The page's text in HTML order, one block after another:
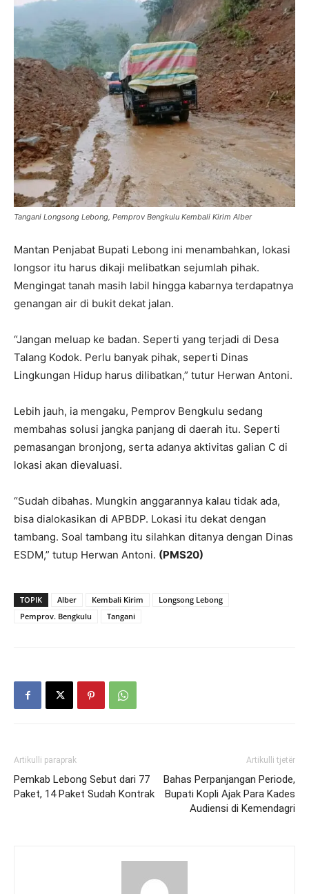
Tangani Longsong Lebong, Pemprov Bengkulu Kembali Kirim Alber
Mantan Penjabat Bupati Lebong ini menambahkan, lokasi
longsor itu harus dikaji melibatkan sejumlah pihak.
Mengingat tanah masih labil hingga kabarnya terdapatnya
genangan air di bukit dekat jalan.
“Jangan meluap ke badan. Seperti yang terjadi di Desa
Talang Kodok. Perlu banyak pihak, seperti Dinas
Lingkungan Hidup harus dilibatkan,” tutur Herwan Antoni.
Lebih jauh, ia mengaku, Pemprov Bengkulu sedang
membahas solusi jangka panjang di daerah itu. Seperti
pemasangan bronjong, serta adanya aktivitas galian C di
lokasi akan dievaluasi.
“Sudah dibahas. Mungkin anggarannya kalau tidak ada,
bisa dialokasikan di APBDP. Lokasi itu dekat dengan
tambang. Soal tambang itu silahkan ditanya dengan Dinas
ESDM,” tutup Herwan Antoni. (PMS20)
TOPIK Alber Kembali Kirim
Longsong Lebong
Pemprov. Bengkulu
Tangani
Artikulli paraprak
Pemkab Lebong Sebut dari 77
Paket, 14 Paket Sudah Kontrak
Artikulli tjetër
Bahas Perpanjangan Periode,
Bupati Kopli Ajak Para Kades
Audiensi di Kemendagri